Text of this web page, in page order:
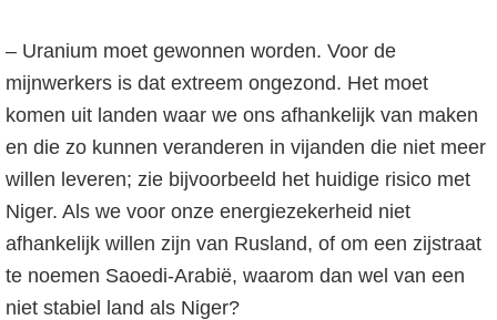
– Uranium moet gewonnen worden. Voor de
mijnwerkers is dat extreem ongezond. Het moet
komen uit landen waar we ons afhankelijk van maken
en die zo kunnen veranderen in vijanden die niet meer
willen leveren; zie bijvoorbeeld het huidige risico met
Niger. Als we voor onze energiezekerheid niet
afhankelijk willen zijn van Rusland, of om een zijstraat
te noemen Saoedi-Arabië, waarom dan wel van een
niet stabiel land als Niger?